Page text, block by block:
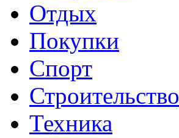
Отдых
Покупки
Спорт
Строительство
Техника